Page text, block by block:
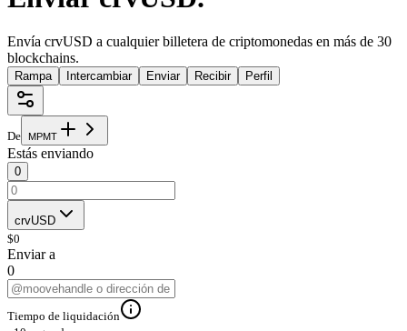
Envía crvUSD a cualquier billetera de criptomonedas en más de 30
blockchains.
Rampa Intercambiar Enviar Recibir Perfil
De MPMT
Estás enviando
0
crvUSD
$0
Enviar a
0
Tiempo de liquidación